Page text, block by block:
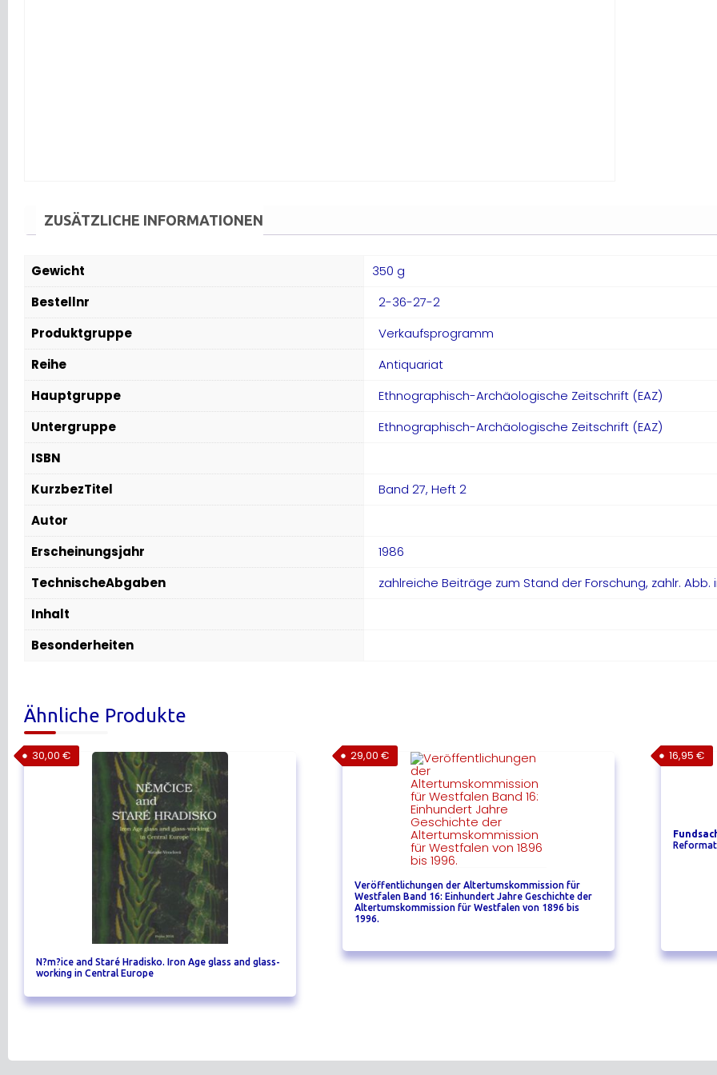
ZUSÄTZLICHE INFORMATIONEN
Gewicht
350 g
Bestellnr
2-36-27-2
Produktgruppe
Verkaufsprogramm
Reihe
Antiquariat
Hauptgruppe
Ethnographisch-Archäologische Zeitschrift (EAZ)
Untergruppe
Ethnographisch-Archäologische Zeitschrift (EAZ)
ISBN
KurzbezTitel
Band 27, Heft 2
Autor
Erscheinungsjahr
1986
TechnischeAbgaben
zahlreiche Beiträge zum Stand der Forschung, zahlr. Abb.
Inhalt
Besonderheiten
Ähnliche Produkte
N?m?ice and Staré Hradisko. Iron Age glass and glass-
working in Central Europe
30,00 €
Veröffentlichungen der Altertumskommission für
Westfalen Band 16: Einhundert Jahre Geschichte der
Altertumskommission für Westfalen von 1896 bis
1996.
29,00€ 16,95€